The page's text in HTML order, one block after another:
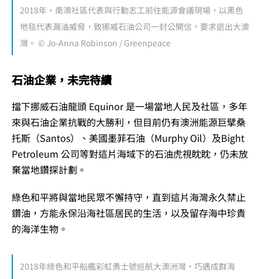
2018年，南澳社區代表與行動志工前往能源會議現場，以黑色
地毯代表漏油威脅，致挪威石油公司一封公開信，要求退出大澳
灣。 © Jo-Anna Robinson / Greenpeace
石油企業，未完待續
擋下挪威石油龍頭 Equinor 是一場當地人民及社區，多年
來與石油企業抗戰的大勝利，但目前仍有澳洲能源巨擘桑
托斯（Santos）、美國墨菲石油（Murphy Oil）及Bight
Petroleum 公司等對這片海域下的石油虎視眈眈，仍未放
棄當地鑽探計劃。
綠色和平將與當地民眾不懈持守，直到這片海灣永久禁止
鑽油，方能永保沿海社區居民的生活，以及留存海中珍貴
的海洋生物。
2018年綠色和平船艦彩虹勇士號巡航大澳洲灣，巧遇成群海